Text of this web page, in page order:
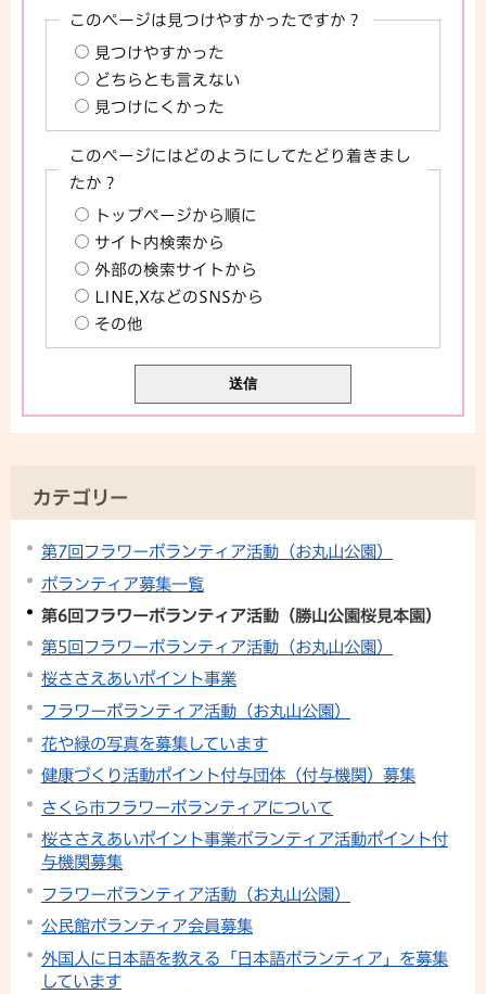
このページは見つけやすかったですか？
見つけやすかった
どちらとも言えない
見つけにくかった
このページにはどのようにしてたどり着きまし
たか？
トップページから順に
サイト内検索から
外部の検索サイトから
LINE,XなどのSNSから
その他
カテゴリー
第7回フラワーボランティア活動（お丸山公園）
ボランティア募集一覧
第6回フラワーボランティア活動（勝山公園桜見本園）
第5回フラワーボランティア活動（お丸山公園）
桜ささえあいポイント事業
フラワーボランティア活動（お丸山公園）
花や緑の写真を募集しています
健康づくり活動ポイント付与団体（付与機関）募集
さくら市フラワーボランティアについて
桜ささえあいポイント事業ボランティア活動ポイント付
与機関募集
フラワーボランティア活動（お丸山公園）
公民館ボランティア会員募集
外国人に日本語を教える「日本語ボランティア」を募集
しています